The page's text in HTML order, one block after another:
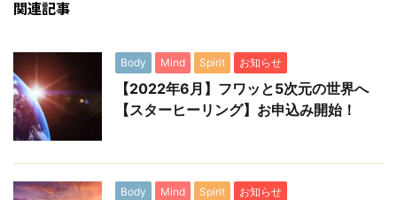
関連記事
Body Mind Spirit お知らせ
【2022年6月】フワッと5次元の世界へ
【スターヒーリング】お申込み開始！
Body Mind Spirit
お知らせ